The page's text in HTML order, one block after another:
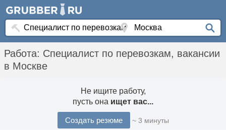
Работа: Специалист по перевозкам, вакансии
в Москве
Не ищите работу,
пусть она ищет вас...
Создать резюме ~ 3 минуты